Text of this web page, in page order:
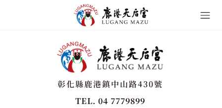
彰化縣鹿港鎮中山路430號
TEL. 04 7779899